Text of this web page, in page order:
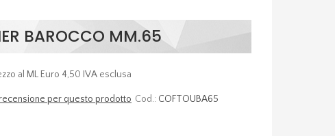
BAROCCO MM.65
al ML Euro 4,50 IVA esclusa
per questo prodotto Cod.: COFTOUBA65